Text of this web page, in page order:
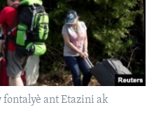
ant Etazini ak